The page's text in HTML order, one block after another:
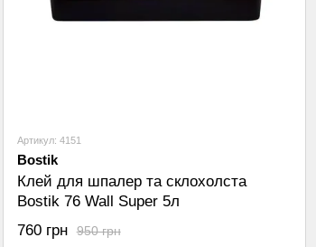
Артикул: 4151
Bostik
Клей для шпалер та склохолста
Bostik 76 Wall Super 5л
950 грн
760 грн